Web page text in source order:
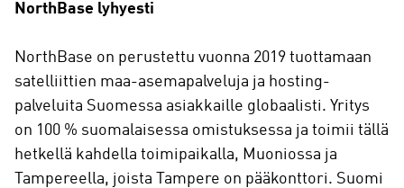
NorthBase lyhyesti
NorthBase on perustettu vuonna 2019 tuottamaan
satelliittien maa-asemapalveluja ja hosting-
palveluita Suomessa asiakkaille globaalisti. Yritys
on 100 % suomalaisessa omistuksessa ja toimii tällä
hetkellä kahdella toimipaikalla, Muoniossa ja
Tampereella, joista Tampere on pääkonttori. Suomi